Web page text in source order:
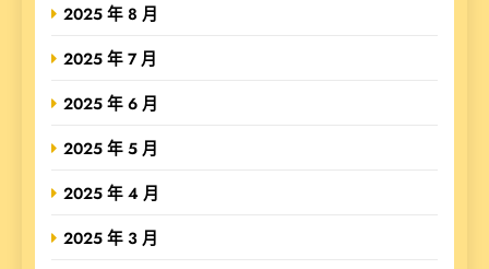
2025 年 8 月
2025 年 7 月
2025 年 6 月
2025 年 5 月
2025 年 4 月
2025 年 3 月